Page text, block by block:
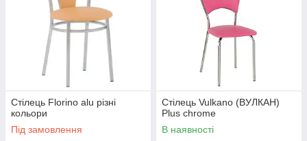
Стілець Florino alu різні
кольори
Під замовлення
Стілець Vulkano (ВУЛКАН)
Plus chrome
В наявності